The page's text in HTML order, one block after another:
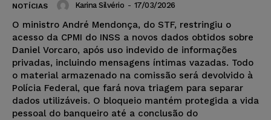
NOTÍCIAS Karina Silvério - 17/03/2026
O ministro André Mendonça, do STF, restringiu o
acesso da CPMI do INSS a novos dados obtidos sobre
Daniel Vorcaro, após uso indevido de informações
privadas, incluindo mensagens íntimas vazadas. Todo
o material armazenado na comissão será devolvido à
Polícia Federal, que fará nova triagem para separar
dados utilizáveis. O bloqueio mantém protegida a vida
pessoal do banqueiro até a conclusão do